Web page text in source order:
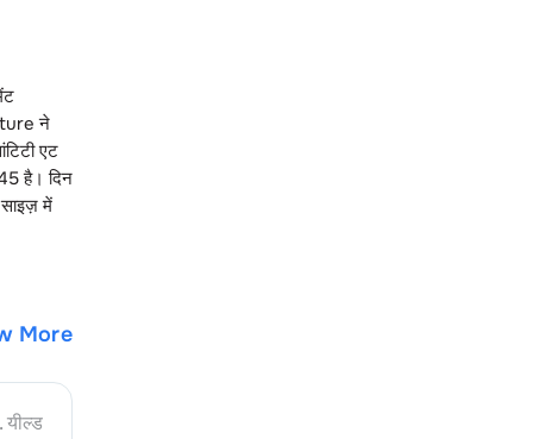
ने
एट
है। दिन
में
More